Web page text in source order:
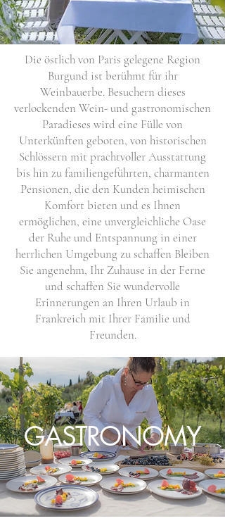
Die östlich von Paris gelegene Region
Burgund ist berühmt für ihr
Weinbauerbe. Besuchern dieses
verlockenden Wein- und gastronomischen
Paradieses wird eine Fülle von
Unterkünften geboten, von historischen
Schlössern mit prachtvoller Ausstattung
bis hin zu familiengeführten, charmanten
Pensionen, die den Kunden heimischen
Komfort bieten und es Ihnen
ermöglichen, eine unvergleichliche Oase
der Ruhe und Entspannung in einer
herrlichen Umgebung zu schaffen Bleiben
Sie angenehm, Ihr Zuhause in der Ferne
und schaffen Sie wundervolle
Erinnerungen an Ihren Urlaub in
Frankreich mit Ihrer Familie und
Freunden.
GASTRONOMY